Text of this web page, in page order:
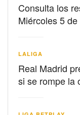
Consulta los
Miércoles 5
LALIGA
Real Madrid
si se rompe la